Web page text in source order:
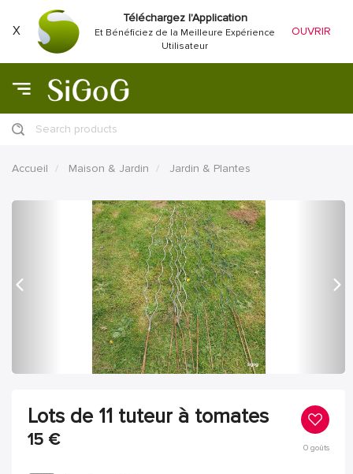
X
Téléchargez l'Application
Et Bénéficiez de la Meilleure Expérience
Utilisateur
OUVRIR
Search products
Accueil Maison & Jardin Jardin & Plantes
précédent
Lots de 11 tuteur à tomates
15 € 0goûts